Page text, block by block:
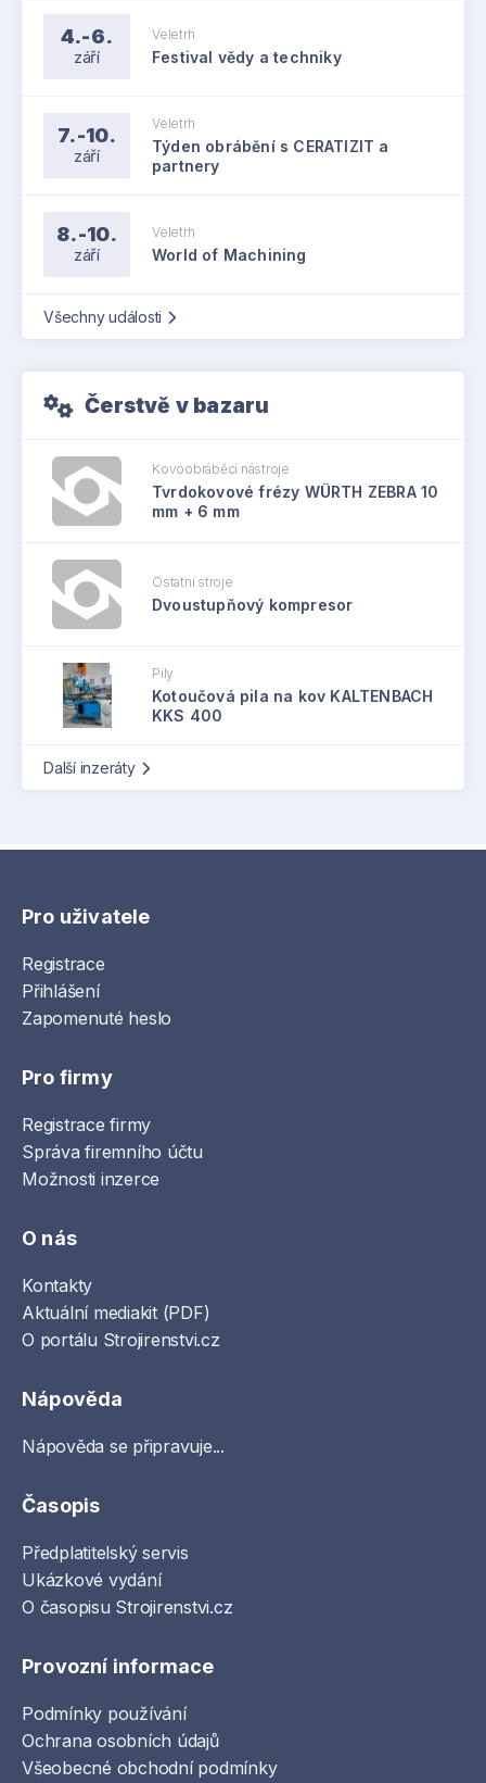
4.-6.
září
Veletrh
Festival vědy a techniky
7.-10.
září
Veletrh
Týden obrábění s CERATIZIT a
partnery
8.-10.
září
Veletrh
World of Machining
Všechny události
Čerstvě v bazaru
Kovoobráběcí nástroje
Tvrdokovové frézy WÜRTH ZEBRA 10
mm + 6 mm
Ostatní stroje
Dvoustupňový kompresor
Pily
Kotoučová pila na kov KALTENBACH
KKS 400
Další inzeráty
Pro uživatele
Registrace
Přihlášení
Zapomenuté heslo
Pro firmy
Registrace firmy
Správa firemního účtu
Možnosti inzerce
O nás
Kontakty
Aktuální mediakit (PDF)
O portálu Strojirenstvi.cz
Nápověda
Nápověda se připravuje...
Časopis
Předplatitelský servis
Ukázkové vydání
O časopisu Strojirenstvi.cz
Provozní informace
Podmínky používání
Ochrana osobních údajů
Všeobecné obchodní podmínky